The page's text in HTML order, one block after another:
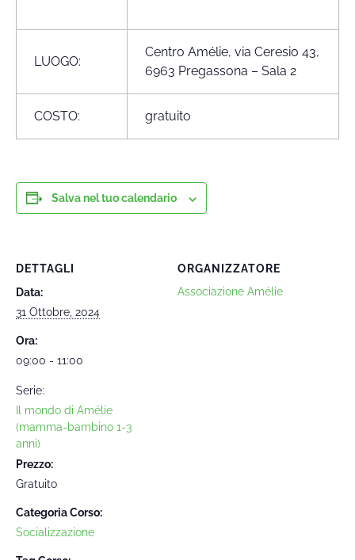
LUOGO:
Centro Amélie, via Ceresio 43,
6963 Pregassona – Sala 2
COSTO: gratuito
Salva nel tuo calendario
DETTAGLI
Data:
31 Ottobre, 2024
Ora:
09:00 - 11:00
Serie:
Il mondo di Amélie
(mamma-bambino 1-3
anni)
Prezzo:
Gratuito
Categoria Corso:
Socializzazione
ORGANIZZATORE
Associazione Amélie